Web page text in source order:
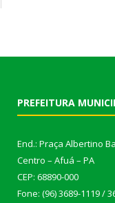
PREFEITURA
End.: Praça Albertino
Centro – Afuá – PA
CEP: 68890-000
Fone: (96) 3689-1119 /